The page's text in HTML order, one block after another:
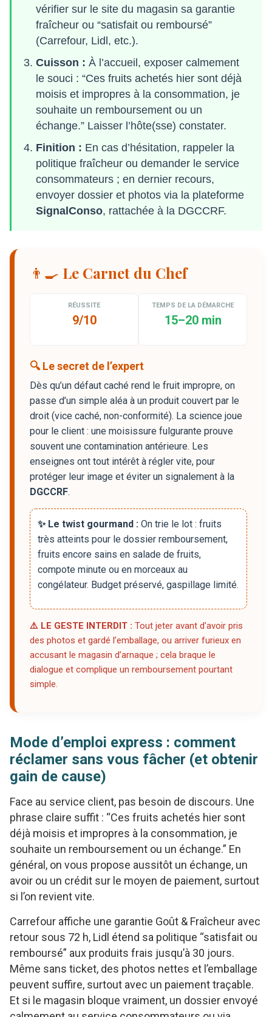
vérifier sur le site du magasin sa garantie
fraîcheur ou “satisfait ou remboursé”
(Carrefour, Lidl, etc.).
Cuisson : À l’accueil, exposer calmement
le souci : “Ces fruits achetés hier sont déjà
moisis et impropres à la consommation, je
souhaite un remboursement ou un
échange.” Laisser l’hôte(sse) constater.
Finition : En cas d’hésitation, rappeler la
politique fraîcheur ou demander le service
consommateurs ; en dernier recours,
envoyer dossier et photos via la plateforme
SignalConso, rattachée à la DGCCRF.
👨‍🍳 Le Carnet du Chef
RÉUSSITE
9/10
TEMPS DE LA DÉMARCHE
15–20 min
🔍 Le secret de l’expert
Dès qu’un défaut caché rend le fruit impropre, on
passe d’un simple aléa à un produit couvert par le
droit (vice caché, non-conformité). La science joue
pour le client : une moisissure fulgurante prouve
souvent une contamination antérieure. Les
enseignes ont tout intérêt à régler vite, pour
protéger leur image et éviter un signalement à la
DGCCRF.
✨ Le twist gourmand : On trie le lot : fruits
très atteints pour le dossier remboursement,
fruits encore sains en salade de fruits,
compote minute ou en morceaux au
congélateur. Budget préservé, gaspillage limité.
⚠️ LE GESTE INTERDIT : Tout jeter avant d’avoir pris
des photos et gardé l’emballage, ou arriver furieux en
accusant le magasin d’arnaque ; cela braque le
dialogue et complique un remboursement pourtant
simple.
Mode d’emploi express : comment
réclamer sans vous fâcher (et obtenir
gain de cause)
Face au service client, pas besoin de discours. Une
phrase claire suffit : “Ces fruits achetés hier sont
déjà moisis et impropres à la consommation, je
souhaite un remboursement ou un échange.” En
général, on vous propose aussitôt un échange, un
avoir ou un crédit sur le moyen de paiement, surtout
si l’on revient vite.
Carrefour affiche une garantie Goût & Fraîcheur avec
retour sous 72 h, Lidl étend sa politique “satisfait ou
remboursé” aux produits frais jusqu’à 30 jours.
Même sans ticket, des photos nettes et l’emballage
peuvent suffire, surtout avec un paiement traçable.
Et si le magasin bloque vraiment, un dossier envoyé